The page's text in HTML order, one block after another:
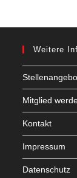
Weitere
Mitglied
Kontakt
Impressum
Datenschutz